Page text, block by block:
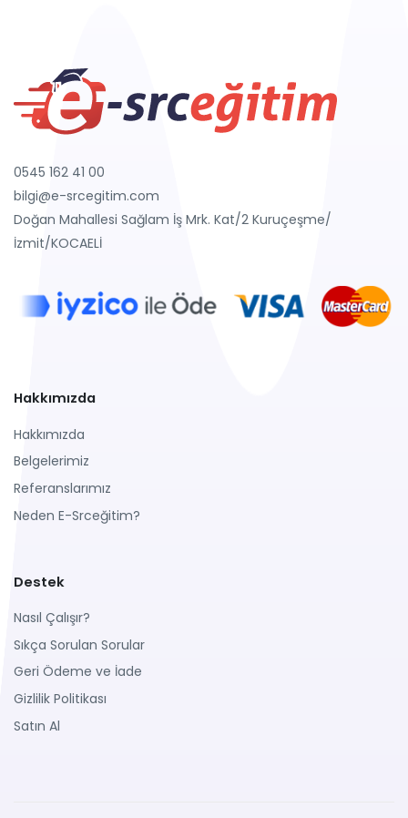
0545 162 41 00
bilgi@e-srcegitim.com
Doğan Mahallesi Sağlam İş Mrk. Kat/2 Kuruçeşme/
İzmit/KOCAELİ
Hakkımızda
Hakkımızda
Belgelerimiz
Referanslarımız
Neden E-Srceğitim?
Destek
Nasıl Çalışır?
Sıkça Sorulan Sorular
Geri Ödeme ve İade
Gizlilik Politikası
Satın Al